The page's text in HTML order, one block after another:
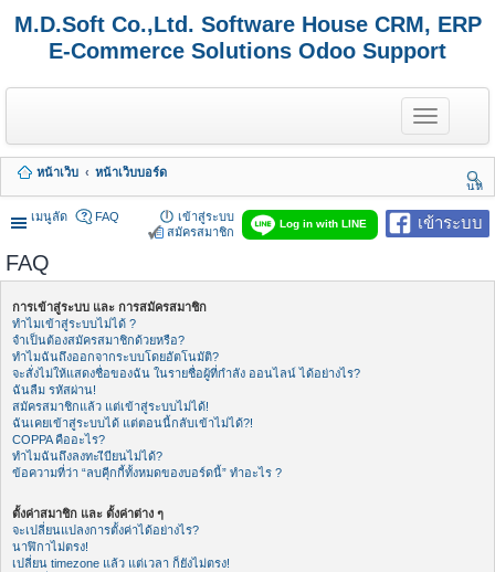
M.D.Soft Co.,Ltd. Software House CRM, ERP
E-Commerce Solutions Odoo Support
T
o
g
e
n
a
g
หน้าเว็บ
หน้าเว็บบอร์ด
นห
า
เมนูลัด
เข้าระบบ
Log in with LINE
FAQ
เข้าสู่ระบบ
สมัครสมาชิก
FAQ
การเข้าสู่ระบบ และ การสมัครสมาชิก
ทำไมเข้าสู่ระบบไม่ได้ ?
จำเป็นต้องสมัครสมาชิกด้วยหรือ?
ทำไมฉันถึงออกจากระบบโดยอัตโนมัติ?
จะสั่งไม่ให้แสดงชื่อของฉัน ในรายชื่อผู้ที่กำลัง ออนไลน์ ได้อย่างไร?
ฉันลืม รหัสผ่าน!
สมัครสมาชิกแล้ว แต่เข้าสู่ระบบไม่ได้!
ฉันเคยเข้าสู่ระบบได้ แต่ตอนนี้กลับเข้าไม่ได้?!
COPPA คืออะไร?
ทำไมฉันถึงลงทะเีบียนไม่ได้?
ข้อความที่ว่า “ลบคุีกกี้ทั้งหมดของบอร์ดนี้” ทำอะไร ?
ตั้งค่าสมาชิก และ ตั้งค่าต่าง ๆ
จะเปลี่ยนแปลงการตั้งค่าได้อย่างไร?
นาฬิกาไม่ตรง!
เปลี่ยน timezone แล้ว แต่เวลา ก็ยังไม่ตรง!